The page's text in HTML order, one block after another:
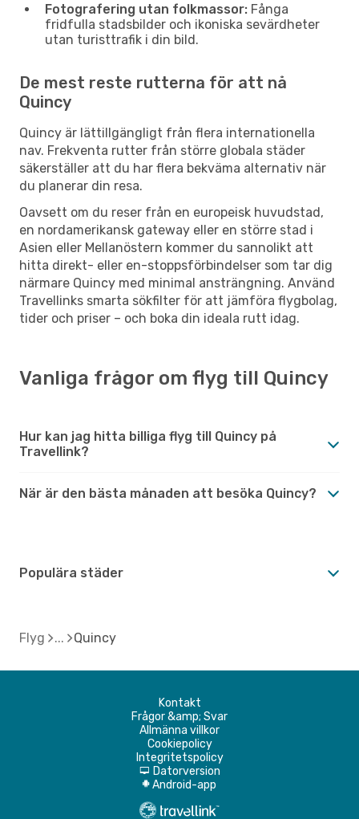
Fotografering utan folkmassor: Fånga
fridfulla stadsbilder och ikoniska sevärdheter
utan turisttrafik i din bild.
De mest reste rutterna för att nå
Quincy
Quincy är lättillgängligt från flera internationella
nav. Frekventa rutter från större globala städer
säkerställer att du har flera bekväma alternativ när
du planerar din resa.
Oavsett om du reser från en europeisk huvudstad,
en nordamerikansk gateway eller en större stad i
Asien eller Mellanöstern kommer du sannolikt att
hitta direkt- eller en-stoppsförbindelser som tar dig
närmare Quincy med minimal ansträngning. Använd
Travellinks smarta sökfilter för att jämföra flygbolag,
tider och priser – och boka din ideala rutt idag.
Vanliga frågor om flyg till Quincy
Hur kan jag hitta billiga flyg till Quincy på
Travellink?
När är den bästa månaden att besöka Quincy?
Populära städer
Flyg Quincy
Kontakt
Frågor &amp; Svar
Allmänna villkor
Cookiepolicy
Integritetspolicy
d Datorversion
A Android-app